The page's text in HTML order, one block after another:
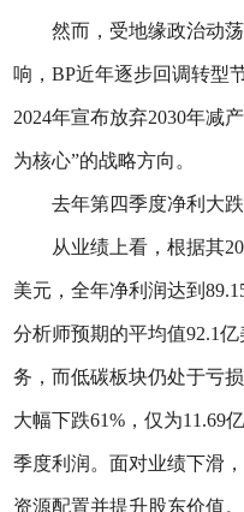
然而，受地缘政治动
响，BP近年逐步回调转型
2024年宣布放弃2030年减
为核心”的战略方向。
去年第四季度净利大
从业绩上看，根据其
美元，全年净利润达到
分析师预期的平均值92.1
务，而低碳板块仍处于亏
大幅下跌61%，仅为11.69
季度利润。面对业绩下滑
资源配置并提升股东价值。